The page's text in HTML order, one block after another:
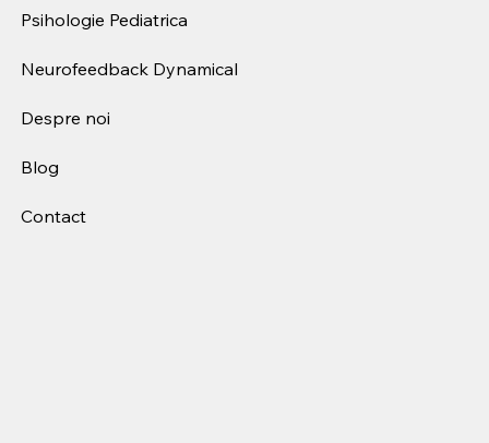
Psihologie Pediatrica
Neurofeedback Dynamical
Despre noi
Blog
Contact